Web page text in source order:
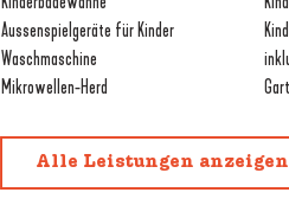
Aussenspielgeräte für Kinder
Waschmaschine
Mikrowellen-Herd
Alle Leistungen anzeigen